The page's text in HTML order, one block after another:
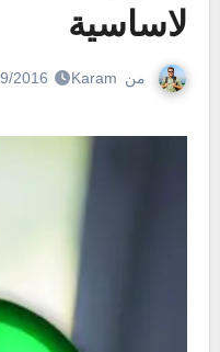
لاساسية
من Karam
2016